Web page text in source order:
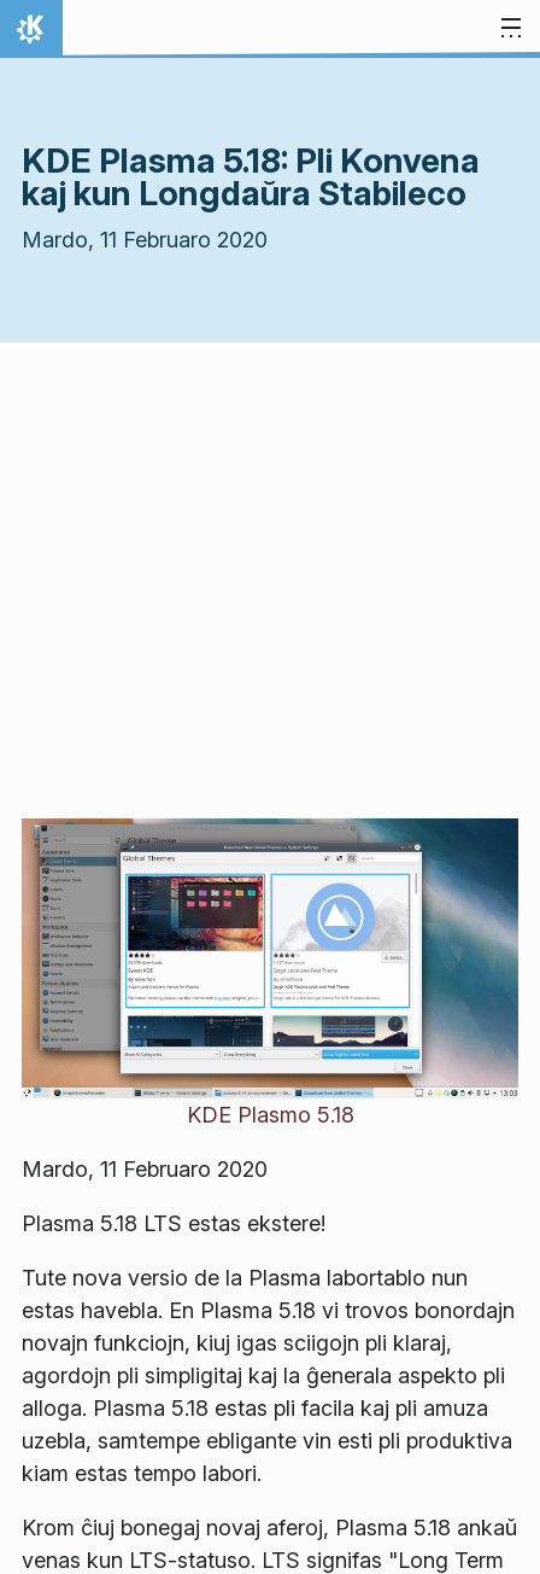
Salti al enhavo
Hejmo
KDE Plasma 5.18: Pli Konvena
kaj kun Longdaŭra Stabileco
Mardo, 11 Februaro 2020
KDE Plasmo 5.18
Mardo, 11 Februaro 2020
Plasma 5.18 LTS estas ekstere!
Tute nova versio de la Plasma labortablo nun
estas havebla. En Plasma 5.18 vi trovos bonordajn
novajn funkciojn, kiuj igas sciigojn pli klaraj,
agordojn pli simpligitaj kaj la ĝenerala aspekto pli
alloga. Plasma 5.18 estas pli facila kaj pli amuza
uzebla, samtempe ebligante vin esti pli produktiva
kiam estas tempo labori.
Krom ĉiuj bonegaj novaj aferoj, Plasma 5.18 ankaŭ
venas kun LTS-statuso. LTS signifas "Long Term